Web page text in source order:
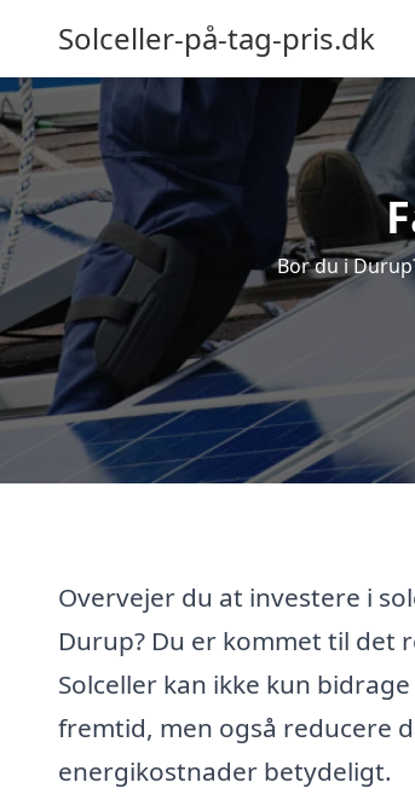
Solceller-på-tag-pris.dk
Bor du i
Overvejer du at investere i
Durup? Du er kommet til det
Solceller kan ikke kun
fremtid, men også reducere
energikostnader betydeligt.